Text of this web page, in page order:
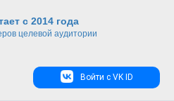
с 2014 года
целевой аудитории
Войти с VK ID